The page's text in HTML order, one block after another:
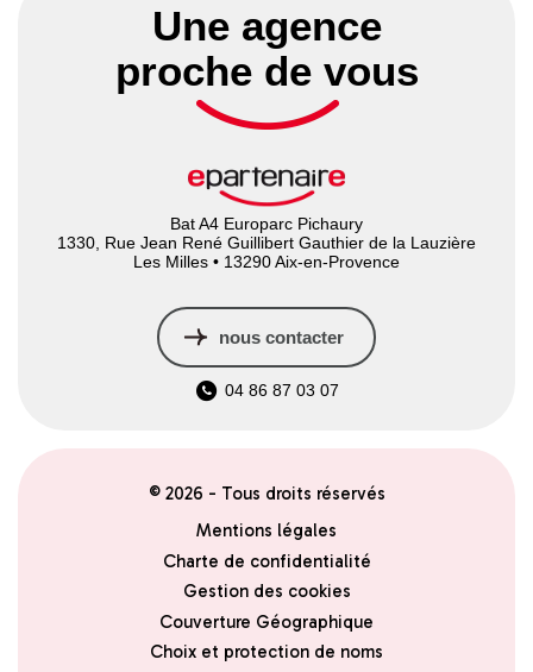
Une agence
proche de vous
Bat A4 Europarc Pichaury
1330, Rue Jean René Guillibert Gauthier de la Lauzière
Les Milles • 13290 Aix-en-Provence
nous contacter
04 86 87 03 07
© 2026 - Tous droits réservés
Mentions légales
Charte de confidentialité
Gestion des cookies
Couverture Géographique
Choix et protection de noms